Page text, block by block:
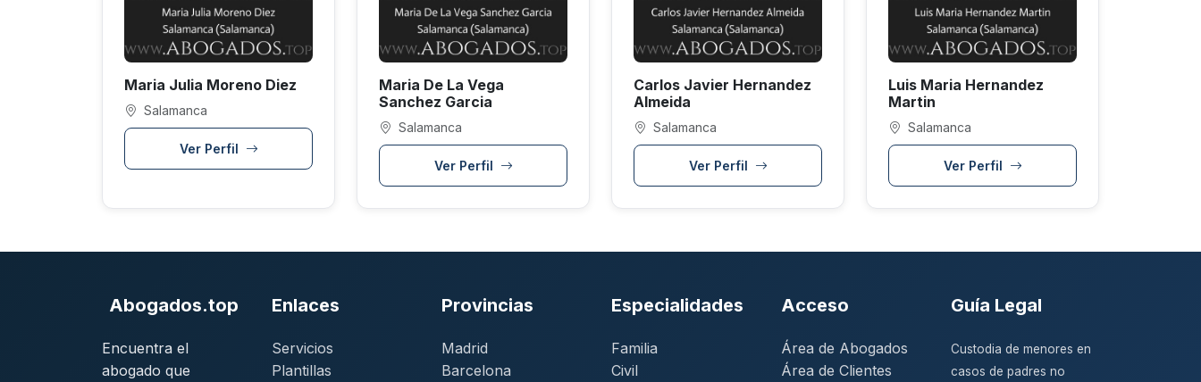
Maria Julia Moreno Diez
Salamanca
Ver Perfil
Maria De La Vega
Sanchez Garcia
Salamanca
Ver Perfil
Carlos Javier Hernandez
Almeida
Salamanca
Ver Perfil
Luis Maria Hernandez
Martin
Salamanca
Ver Perfil
Abogados.top
Encuentra el
abogado que
Enlaces
Servicios
Plantillas
Provincias
Madrid
Barcelona
Especialidades
Familia
Civil
Acceso
Área de Abogados
Área de Clientes
Guía Legal
Custodia de menores en
casos de padres no